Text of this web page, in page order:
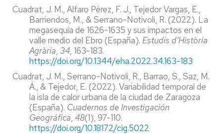
Cuadrat, J. M., Alfaro Pérez, F. J., Tejedor Vargas, E.,
Barriendos, M., & Serrano-Notivoli, R. (2022). La
megasequía de 1626-1635 y sus impactos en el
valle medio del Ebro (España). Estudis d’Història
Agrària, 34, 163-183.
https://doi.org/10.1344/eha.2022.34.163-183
Cuadrat, J. M., Serrano-Notivoli, R., Barrao, S., Saz, M.
Á., & Tejedor, E. (2022). Variabilidad temporal de
la isla de calor urbana de la ciudad de Zaragoza
(España). Cuadernos de Investigación
Geográfica, 48(1), 97-110.
https://doi.org/10.18172/cig.5022